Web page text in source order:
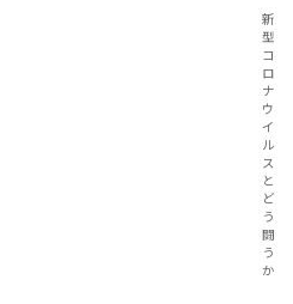
新
型
コ
ロ
ナ
ウ
イ
ル
ス
と
ど
う
闘
う
か